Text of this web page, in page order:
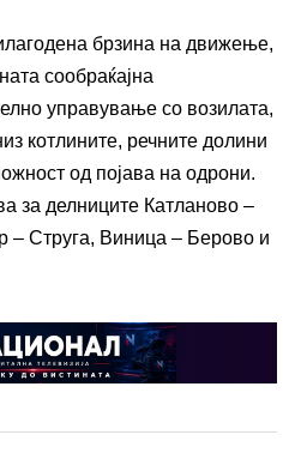
брзина на движење,
сообраќајна
управување со возилата,
котлините, речните долини
од појава на одрони.
за делниците Катланово –
– Струга, Виница – Берово и